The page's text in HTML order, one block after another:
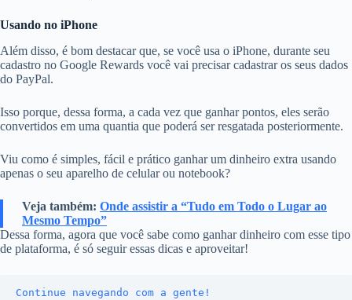
Usando no iPhone
Além disso, é bom destacar que, se você usa o iPhone, durante seu
cadastro no Google Rewards você vai precisar cadastrar os seus dados
do PayPal.
Isso porque, dessa forma, a cada vez que ganhar pontos, eles serão
convertidos em uma quantia que poderá ser resgatada posteriormente.
Viu como é simples, fácil e prático ganhar um dinheiro extra usando
apenas o seu aparelho de celular ou notebook?
Veja também: Onde assistir a “Tudo em Todo o Lugar ao
Mesmo Tempo”
Dessa forma, agora que você sabe como ganhar dinheiro com esse tipo
de plataforma, é só seguir essas dicas e aproveitar!
Continue navegando com a gente!